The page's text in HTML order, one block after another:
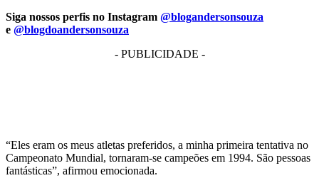
Siga nossos perfis no Instagram @blogandersonsouza
e @blogdoandersonsouza
- PUBLICIDADE -
“Eles eram os meus atletas preferidos, a minha primeira tentativa no
Campeonato Mundial, tornaram-se campeões em 1994. São pessoas
fantásticas”, afirmou emocionada.